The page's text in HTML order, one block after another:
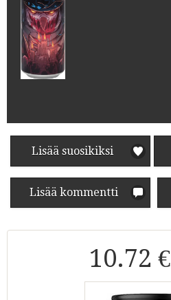
Lisää suosikiksi
Lisää kommentti
10.72 €